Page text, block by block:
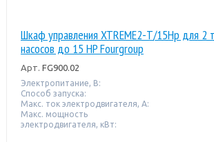
Шкаф управления XTREME2-T/15Hp для 2
насосов до 15 HP Fourgroup
Арт. FG900.02
Электропитание, В:
Способ запуска:
Макс. ток электродвигателя, А:
Макс. мощность
электродвигателя, кВт: